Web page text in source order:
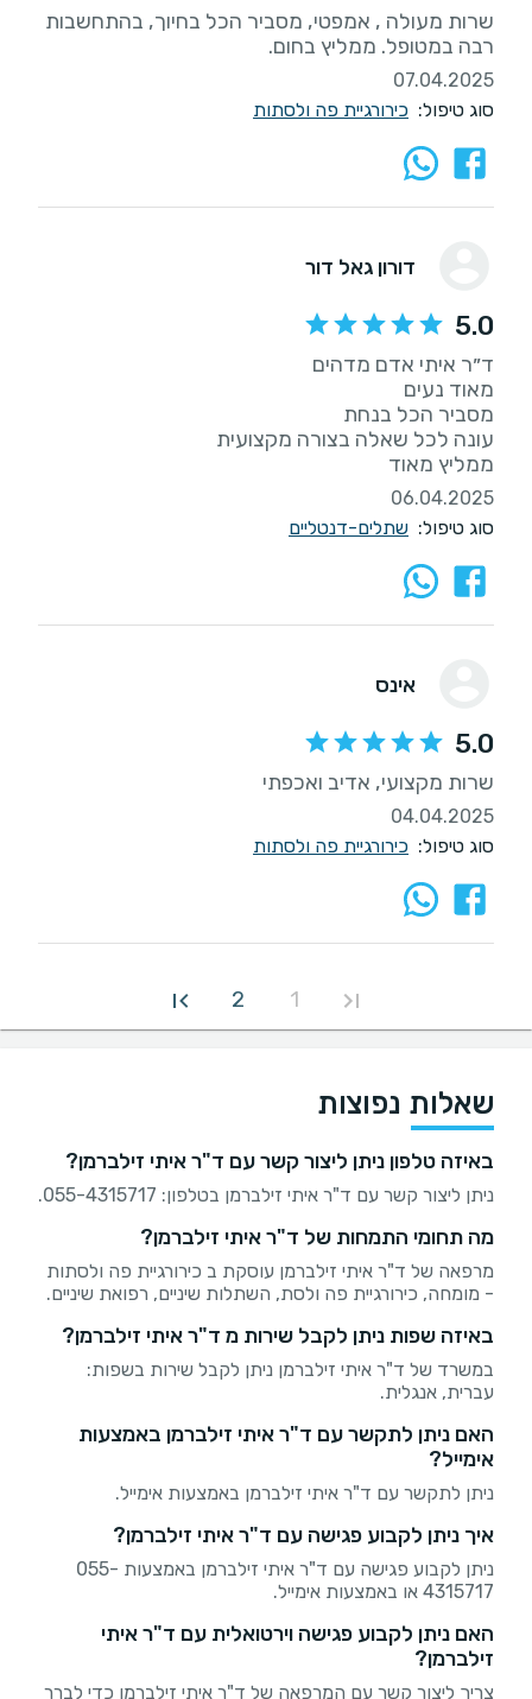
שרות מעולה , אמפטי, מסביר הכל בחיוך, בהתחשבות
רבה במטופל. ממליץ בחום.
07.04.2025
סוג טיפול: כירורגיית פה ולסתות
דורון גאל דור
5.0
ממליץ מאוד
06.04.2025
סוג טיפול: שתלים-דנטליים
אינס
5.0
שרות מקצועי, אדיב ואכפתי
04.04.2025
סוג טיפול: כירורגיית פה ולסתות
1
2
שאלות נפוצות
באיזה טלפון ניתן ליצור קשר עם ד"ר איתי זילברמן?
ניתן ליצור קשר עם ד"ר איתי זילברמן בטלפון: 055-4315717.
מה תחומי התמחות של ד"ר איתי זילברמן?
מרפאה של ד"ר איתי זילברמן עוסקת ב כירורגיית פה ולסתות
- מומחה, כירורגיית פה ולסת, השתלות שיניים, רפואת שיניים.
באיזה שפות ניתן לקבל שירות מ ד"ר איתי זילברמן?
במשרד של ד"ר איתי זילברמן ניתן לקבל שירות בשפות:
עברית, אנגלית.
האם ניתן לתקשר עם ד"ר איתי זילברמן באמצעות
אימייל?
ניתן לתקשר עם ד"ר איתי זילברמן באמצעות אימייל.
איך ניתן לקבוע פגישה עם ד"ר איתי זילברמן?
ניתן לקבוע פגישה עם ד"ר איתי זילברמן באמצעות 055-
4315717 או באמצעות אימייל.
האם ניתן לקבוע פגישה וירטואלית עם ד"ר איתי
זילברמן?
צריך ליצור קשר עם המרפאה של ד"ר איתי זילברמן כדי לברר